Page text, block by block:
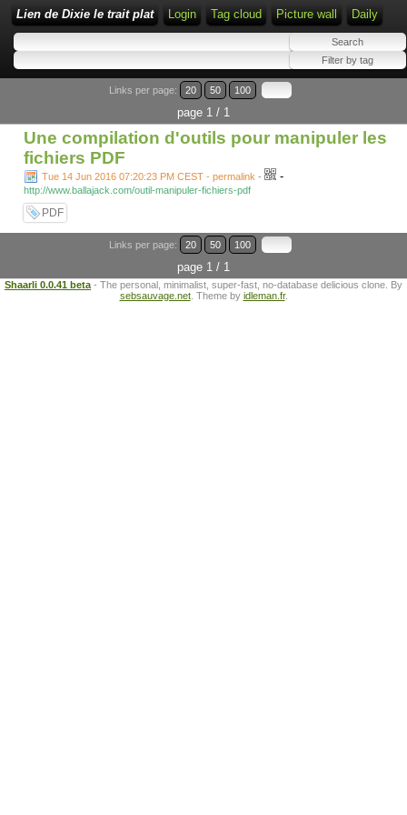
Lien de Dixie le trait plat Login Tag cloud Picture wall Daily
Links per page: 20 50 100
page 1 / 1
Une compilation d'outils pour manipuler les
fichiers PDF
Tue 14 Jun 2016 07:20:23 PM CEST - permalink - -
http://www.ballajack.com/outil-manipuler-fichiers-pdf
PDF
Links per page: 20 50 100
page 1 / 1
Shaarli 0.0.41 beta - The personal, minimalist, super-fast, no-database delicious clone. By
sebsauvage.net. Theme by idleman.fr.